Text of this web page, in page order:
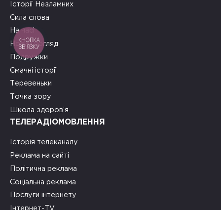
Історії Незламних
Сила слова
На часі
Новий погляд
Подружки
Смачні історії
Теревеньки
Точка зору
Школа здоров’я
ТЕЛЕРАДІОМОВЛЕННЯ
Історія телеканалу
Реклама на сайті
Політична реклама
Соціальна реклама
Послуги інтернету
Інтернет-TV
КНОПКА
ЗВ'ЯЗКУ